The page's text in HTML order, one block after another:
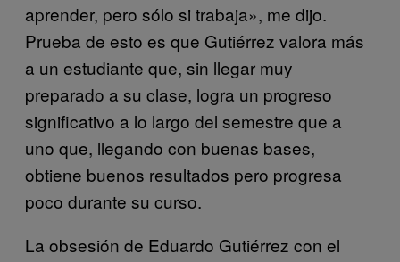
aprender, pero sólo si trabaja», me dijo.
Prueba de esto es que Gutiérrez valora más
a un estudiante que, sin llegar muy
preparado a su clase, logra un progreso
significativo a lo largo del semestre que a
uno que, llegando con buenas bases,
obtiene buenos resultados pero progresa
poco durante su curso.
La obsesión de Eduardo Gutiérrez con el